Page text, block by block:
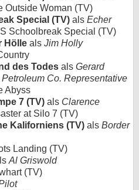
Outside Woman (TV)
Special (TV) als Echer
Schoolbreak Special (TV)
Hölle als Jim Holly
des Todes als Gerard
Co. Representative
Abyss
7 (TV) als Clarence
at Silo 7 (TV)
Kaliforniens (TV) als Border
Landing (TV)
Al Griswold
(TV)